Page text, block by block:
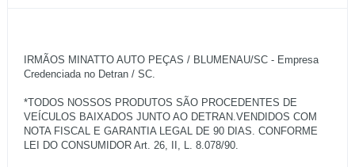
IRMÃOS MINATTO AUTO PEÇAS / BLUMENAU/SC - Empresa
Credenciada no Detran / SC.
*TODOS NOSSOS PRODUTOS SÃO PROCEDENTES DE
VEÍCULOS BAIXADOS JUNTO AO DETRAN.VENDIDOS COM
NOTA FISCAL E GARANTIA LEGAL DE 90 DIAS. CONFORME
LEI DO CONSUMIDOR Art. 26, II, L. 8.078/90.